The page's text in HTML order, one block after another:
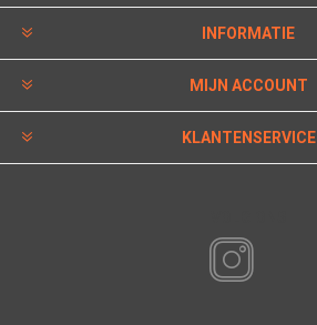
INFORMATIE
MIJN ACCOUNT
KLANTENSERVICE